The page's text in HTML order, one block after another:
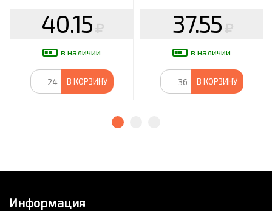
40.15
в наличии
В КОРЗИНУ
37.55
в наличии
В КОРЗИНУ
Информация